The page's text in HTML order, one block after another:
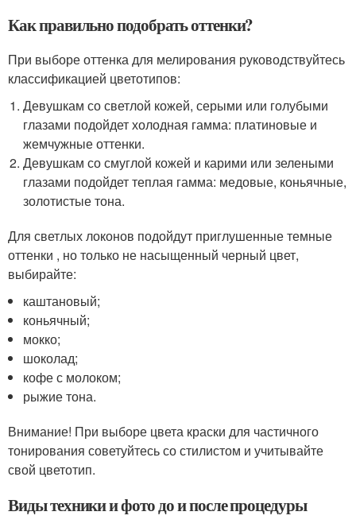
Как правильно подобрать оттенки?
При выборе оттенка для мелирования руководствуйтесь
классификацией цветотипов:
Девушкам со светлой кожей, серыми или голубыми
глазами подойдет холодная гамма: платиновые и
жемчужные оттенки.
Девушкам со смуглой кожей и карими или зелеными
глазами подойдет теплая гамма: медовые, коньячные,
золотистые тона.
Для светлых локонов подойдут приглушенные темные
оттенки , но только не насыщенный черный цвет,
выбирайте:
каштановый;
коньячный;
мокко;
шоколад;
кофе с молоком;
рыжие тона.
Внимание! При выборе цвета краски для частичного
тонирования советуйтесь со стилистом и учитывайте
свой цветотип.
Виды техники и фото до и после процедуры